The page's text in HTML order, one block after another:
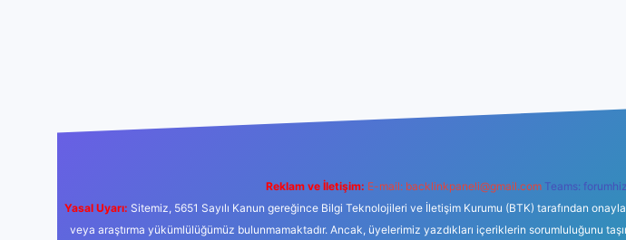
Reklam ve İletişim: E-mail: backlinkpaneli@gmail.com Teams:
Yasal Uyarı: Sitemiz, 5651 Sayılı Kanun gereğince Bilgi Teknolojileri ve İletişim Kurumu (BTK) tarafından
veya araştırma yükümlülüğümüz bulunmamaktadır. Ancak, üyelerimiz yazdıkları içeriklerin sorumluluğunu